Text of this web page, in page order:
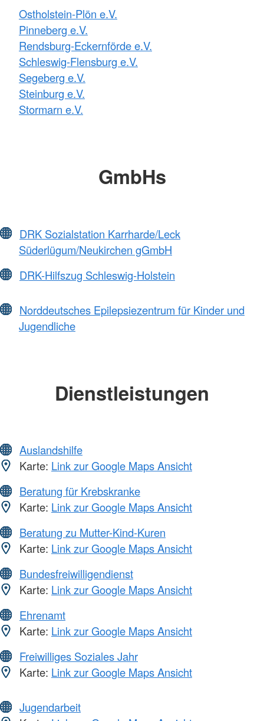
Ostholstein-Plön e.V.
Pinneberg e.V.
Rendsburg-Eckernförde e.V.
Schleswig-Flensburg e.V.
Segeberg e.V.
Steinburg e.V.
Stormarn e.V.
GmbHs
DRK Sozialstation Karrharde/Leck
Süderlügum/Neukirchen gGmbH
DRK-Hilfszug Schleswig-Holstein
Norddeutsches Epilepsiezentrum für Kinder und
Jugendliche
Dienstleistungen
Auslandshilfe
Karte: Link zur Google Maps Ansicht
Beratung für Krebskranke
Karte: Link zur Google Maps Ansicht
Beratung zu Mutter-Kind-Kuren
Karte: Link zur Google Maps Ansicht
Bundesfreiwilligendienst
Karte: Link zur Google Maps Ansicht
Ehrenamt
Karte: Link zur Google Maps Ansicht
Freiwilliges Soziales Jahr
Karte: Link zur Google Maps Ansicht
Jugendarbeit